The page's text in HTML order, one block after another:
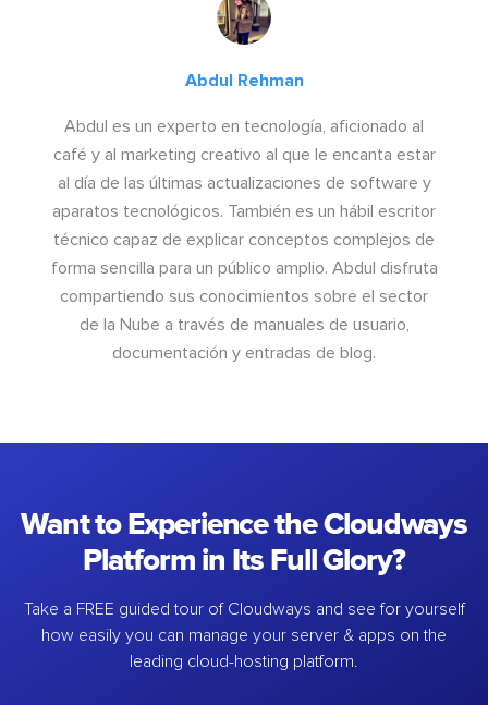
Abdul Rehman
Abdul es un experto en tecnología, aficionado al
café y al marketing creativo al que le encanta estar
al día de las últimas actualizaciones de software y
aparatos tecnológicos. También es un hábil escritor
técnico capaz de explicar conceptos complejos de
forma sencilla para un público amplio. Abdul disfruta
compartiendo sus conocimientos sobre el sector
de la Nube a través de manuales de usuario,
documentación y entradas de blog.
Want to Experience the Cloudways
Platform in Its Full Glory?
Take a FREE guided tour of Cloudways and see for yourself
how easily you can manage your server & apps on the
leading cloud-hosting platform.